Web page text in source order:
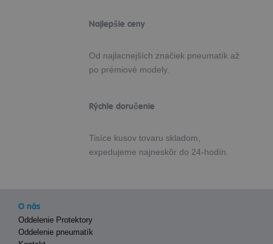
Najlepšie ceny
Od najlacnejších značiek pneumatík až
po prémiové modely.
Rýchle doručenie
Tisíce kusov tovaru skladom,
expedujeme najneskôr do 24-hodín.
O nás
Oddelenie Protektory
Oddelenie pneumatík